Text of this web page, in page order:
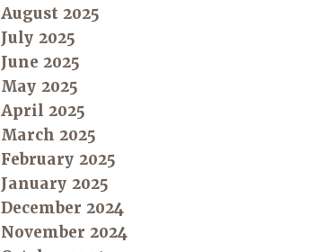
August 2025
July 2025
June 2025
May 2025
April 2025
March 2025
February 2025
January 2025
December 2024
November 2024